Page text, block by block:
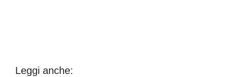
Leggi anche: